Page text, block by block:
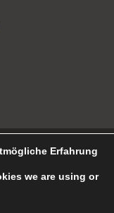
Erfahrung
we are using or